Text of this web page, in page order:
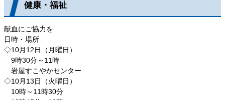
健康・福祉
献血にご協力を
日時・場所
◇10月12日（月曜日）
9時30分～11時
岩屋すこやかセンター
◇10月13日（火曜日）
10時～11時30分